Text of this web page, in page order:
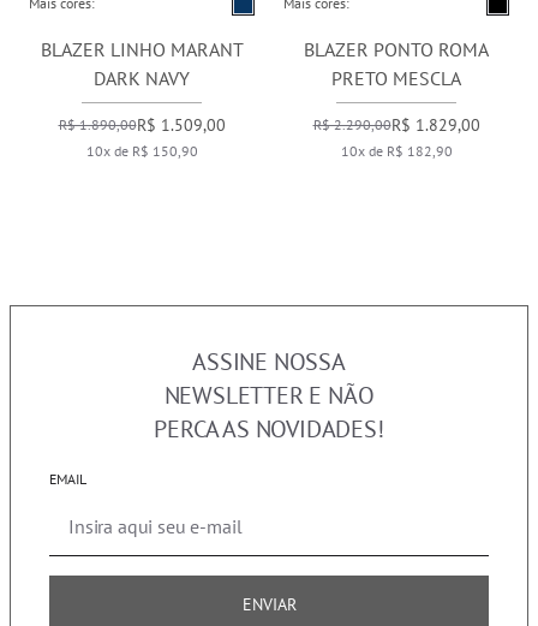
BLAZER LINHO MARANT
DARK NAVY
R$ 1.890,00R$ 1.509,00
10x de R$ 150,90
BLAZER PONTO ROMA
PRETO MESCLA
R$ 2.290,00R$ 1.829,00
10x de R$ 182,90
ASSINE NOSSA
NEWSLETTER E NÃO
PERCA AS NOVIDADES!
EMAIL
ENVIAR